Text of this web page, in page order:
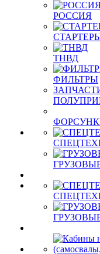
РОССИЯ
ТНВД
ФИЛЬТРЫ